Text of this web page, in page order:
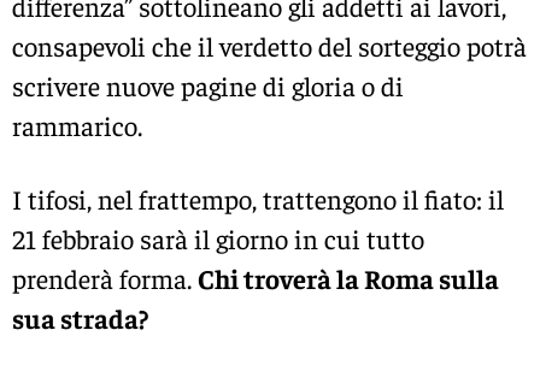
consapevoli che il verdetto del sorteggio potrà
scrivere nuove pagine di gloria o di
rammarico.
I tifosi, nel frattempo, trattengono il fiato: il
21 febbraio sarà il giorno in cui tutto
prenderà forma.Chi troverà la Roma sulla
sua strada?